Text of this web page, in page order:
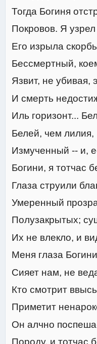
Тогда Богиня
Покровов. Я
Его изрыла
Бессмертный,
Язвит, не убивая,
И смерть
Иль горизонт...
Белей, чем лилия,
Измученный -- и,
Богини, я тотчас
Глаза струили
Умеренный
Полузакрытых;
Их не влекло, и
Меня глаза
Сияет нам, не
Кто смотрит
Приметит
Он алчно
Породу, и тотчас